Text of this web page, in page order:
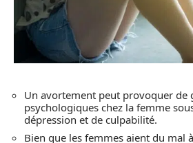
Un avortement peut provoquer de
psychologiques chez la femme
dépression et de culpabilité.
Bien que les femmes aient du mal